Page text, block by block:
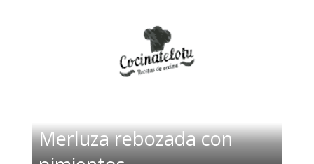
Merluza rebozada con